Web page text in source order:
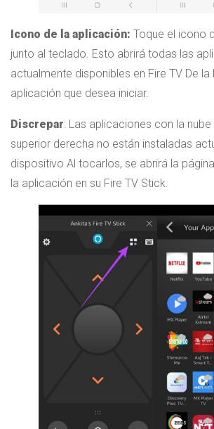
Icono de la aplicación: Toque el icono
junto al teclado. Esto abrirá todas las
actualmente disponibles en Fire TV De la
aplicación que desea iniciar.
Discrepar: Las aplicaciones con la nube
superior derecha no están instaladas
dispositivo Al tocarlos, se abrirá la
la aplicación en su Fire TV Stick.